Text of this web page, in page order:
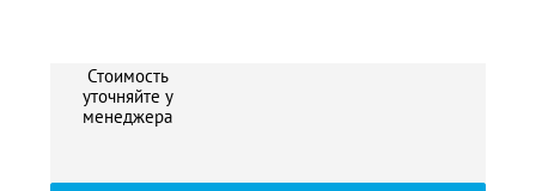
Стоимость
уточняйте у
менеджера